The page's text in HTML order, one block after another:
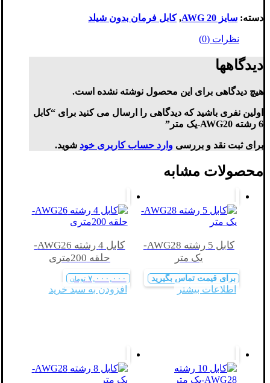
دسته: سایز AWG 20 ,کابل فرمان بدون شیلد
نظرات (0)
دیدگاهها
هیچ دیدگاهی برای این محصول نوشته نشده است.
اولین نفری باشید که دیدگاهی را ارسال می کنید برای “کابل
6 رشته AWG20-یک متر”
برای ثبت نقد و بررسی وارد حساب کاربری خود شوید.
محصولات مشابه
کابل 5 رشته AWG28-
یک متر
برای قیمت تماس بگیرید
اطلاعات بیشتر
کابل 4 رشته AWG26-
حلقه 200متری
۷,۰۰۰,۰۰۰ تومان
افزودن به سبد خرید